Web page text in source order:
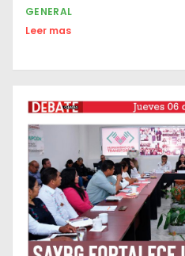
GENERAL
Leer mas